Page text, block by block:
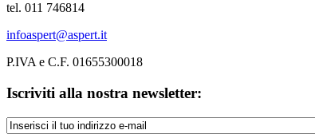
tel. 011 746814
infoaspert@aspert.it
P.IVA e C.F. 01655300018
Iscriviti alla nostra newsletter: